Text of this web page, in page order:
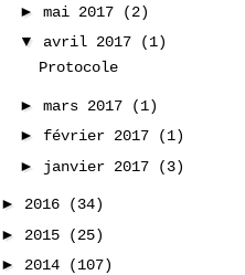
► mai 2017
(2)
▼ avril 2017
(1)
Protocole
► mars 2017
(1)
► février 2017
(1)
► janvier 2017 (3)
► 2016
(34)
► 2015
(25)
► 2014
(107)